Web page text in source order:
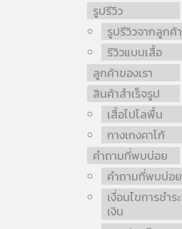
รูปรีวิว
รูปรีวิวจากลูกค้า
รีวิวแบบเสื้อ
ลูกค้าของเรา
สินค้าสำเร็จรูป
เสื้อโปโลพื้น
กางเกงคาโก้
คำถามที่พบบ่อย
คำถามที่พบบ่อย
เงื่อนไขการชำระ
เงิน